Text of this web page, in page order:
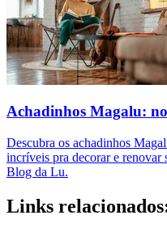
Achadinhos Magalu:
Descubra os achadinhos
incríveis pra decorar e renovar
Blog da Lu.
Links